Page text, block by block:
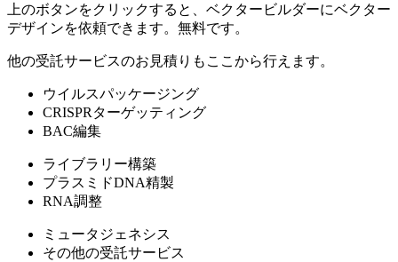
上のボタンをクリックすると、ベクタービルダーにベクター
デザインを依頼できます。無料です。
他の受託サービスのお見積りもここから行えます。
ウイルスパッケージング
CRISPRターゲッティング
BAC編集
ライブラリー構築
プラスミドDNA精製
RNA調整
ミュータジェネシス
その他の受託サービス